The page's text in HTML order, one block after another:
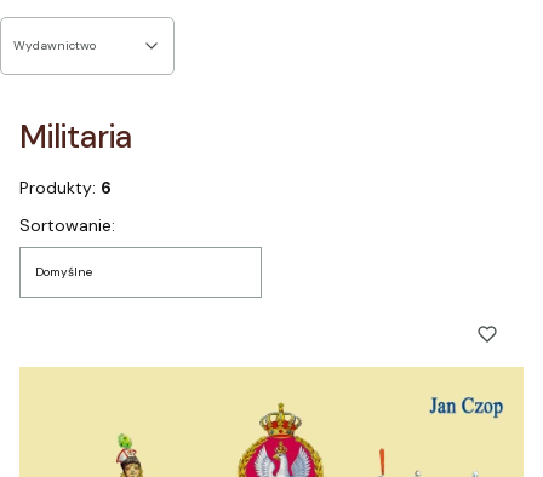
Wydawnictwo
Militaria
Produkty: 6
Lista produktów
Sortowanie:
Domyślne